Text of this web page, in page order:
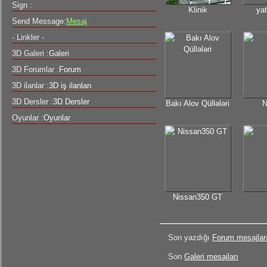
Klinik
Bakı Alov Qüllələri
Nissan350 GT
Son yazdığı Forum
Son Galeri mesajları
Sign :
Send Message: Mesaj
- Linkler -
3D Galeri :Galeri
3D Forumlar : Forum
3D ilanlar :3D iş ilanları
3D Dersler :3D Dersler
Oyunlar :Oyunlar